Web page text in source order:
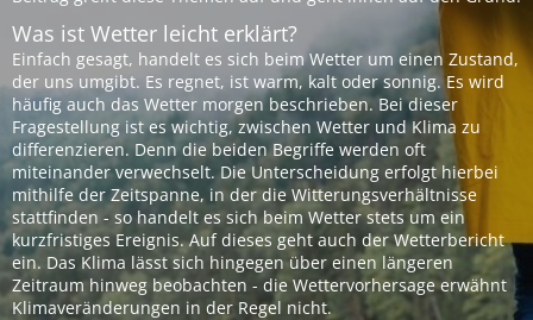
Was ist Wetter leicht erklärt?
Einfach gesagt, handelt es sich beim Wetter um einen Zustand,
der uns umgibt. Es regnet, ist warm, kalt oder sonnig. Es wird
häufig auch das Wetter morgen beschrieben. Bei dieser
Fragestellung ist es wichtig, zwischen Wetter und Klima zu
differenzieren. Denn die beiden Begriffe werden oft
miteinander verwechselt. Die Unterscheidung erfolgt hierbei
mithilfe der Zeitspanne, in der die Witterungsverhältnisse
stattfinden - so handelt es sich beim Wetter stets um ein
kurzfristiges Ereignis. Auf dieses geht auch der Wetterbericht
ein. Das Klima lässt sich hingegen über einen längeren
Zeitraum hinweg beobachten - die Wettervorhersage erwähnt
Klimaveränderungen in der Regel nicht.